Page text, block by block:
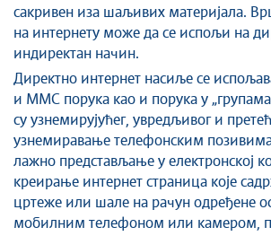
сакривен иза шаљивих материјала.
на интернету може да се испољи на
индиректан начин.
Директно интернет насиље се
и ММС порука као и порука у „групама
су узнемирујућег, увредљивог и
узнемиравање телефонским
лажно представљање у електронској
креирање интернет страница које
цртеже или шале на рачун одређене
мобилним телефоном или камером,